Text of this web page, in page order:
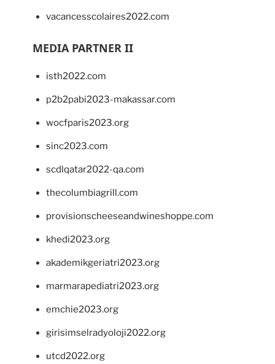
vacancesscolaires2022.com
MEDIA PARTNER II
isth2022.com
p2b2pabi2023-makassar.com
wocfparis2023.org
sinc2023.com
scdlqatar2022-qa.com
thecolumbiagrill.com
provisionscheeseandwineshoppe.com
khedi2023.org
akademikgeriatri2023.org
marmarapediatri2023.org
emchie2023.org
girisimselradyoloji2022.org
utcd2022.org